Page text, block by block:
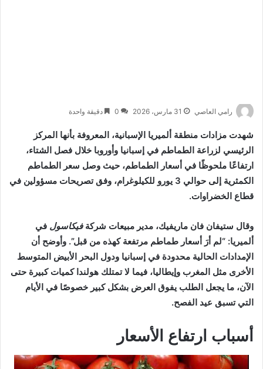
رامي العاصي 31 مارس، 2026 0 دقيقة واحدة
شهدت مزادات منطقة ألميريا الإسبانية، المعروفة بأنها المركز
الرئيسي لزراعة الطماطم في إسبانيا وأوروبا خلال فصل الشتاء،
ارتفاعًا ملحوظًا في أسعار الطماطم، حيث وصل سعر الطماطم
الكمثرية إلى حوالي 3 يورو للكيلوغرام، وفق تصريحات مسؤولين في
قطاع الخضراوات.
وقال ستيفان فان ماريفيك، مدير مبيعات شركةفيكاسول في
ألميريا: “لم أرَ أسعار طماطم مرتفعة كهذه من قبل”. وأوضح أن
الإمدادات الحالية محدودة في إسبانيا ودول البحر الأبيض المتوسط
الأخرى مثل المغرب وإيطاليا، فيما لا تمتلك هولندا كميات كبيرة حتى
الآن، ما يجعل الطلب يفوق العرض بشكل كبير خصوصًا في الأيام
التي تسبق عيد الفصح.
أسباب ارتفاع الأسعار